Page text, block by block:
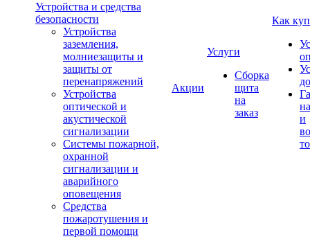
Устройства и средства
безопасности
Устройства
заземления,
молниезащиты и
защиты от
перенапряжений
Устройства
оптической и
акустической
сигнализации
Системы пожарной,
охранной
сигнализации и
аварийного
оповещения
Средства
пожаротушения и
первой помощи
Акции
Услуги
Сборка
щита
на
заказ
Как
и